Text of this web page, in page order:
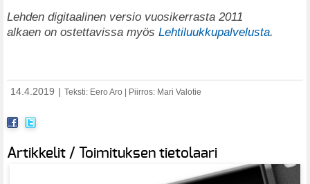
Lehden digitaalinen versio vuosikerrasta 2011
alkaen on ostettavissa myös Lehtiluukkupalvelusta.
14.4.2019 Teksti: Eero Aro | Piirros: Mari Valotie
Artikkelit / Toimituksen tietolaari